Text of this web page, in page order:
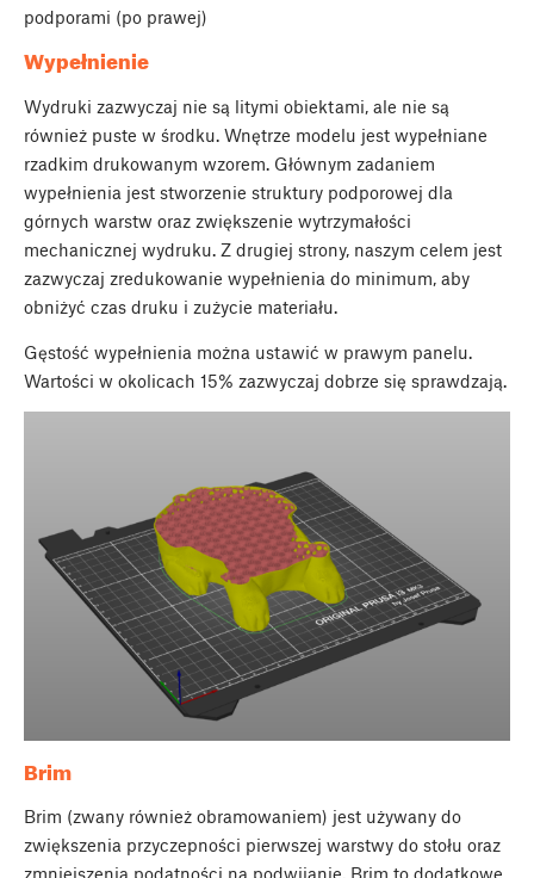
podporami (po prawej)
Wypełnienie
Wydruki zazwyczaj nie są litymi obiektami, ale nie są
również puste w środku. Wnętrze modelu jest wypełniane
rzadkim drukowanym wzorem. Głównym zadaniem
wypełnienia jest stworzenie struktury podporowej dla
górnych warstw oraz zwiększenie wytrzymałości
mechanicznej wydruku. Z drugiej strony, naszym celem jest
zazwyczaj zredukowanie wypełnienia do minimum, aby
obniżyć czas druku i zużycie materiału.
Gęstość wypełnienia można ustawić w prawym panelu.
Wartości w okolicach 15% zazwyczaj dobrze się sprawdzają.
Brim
Brim (zwany również obramowaniem) jest używany do
zwiększenia przyczepności pierwszej warstwy do stołu oraz
zmniejszenia podatności na podwijanie. Brim to dodatkowe